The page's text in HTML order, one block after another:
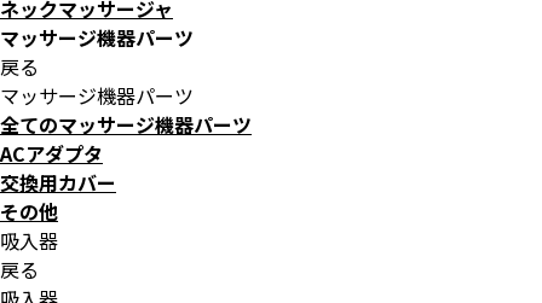
ネックマッサージャ
マッサージ機器パーツ
戻る
マッサージ機器パーツ
全てのマッサージ機器パーツ
ACアダプタ
交換用カバー
その他
吸入器
戻る